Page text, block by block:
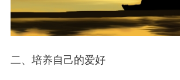
二、培养自己的爱好